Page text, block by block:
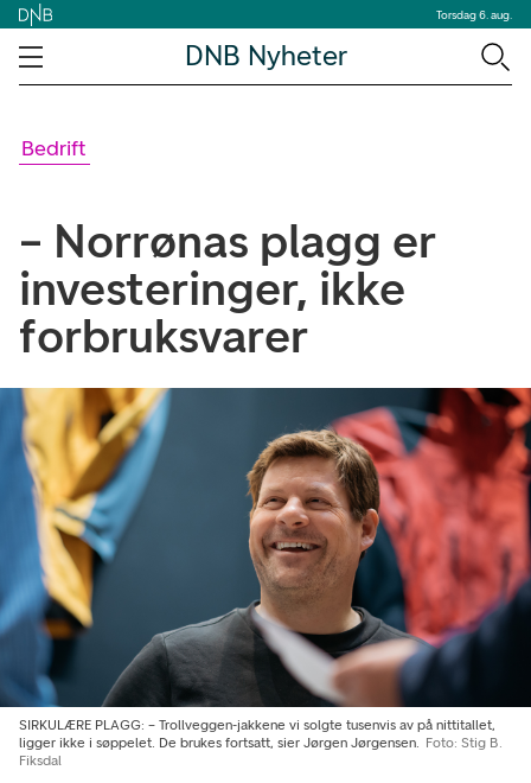
Torsdag 6. aug.
DNB Nyheter
Bedrift
– Norrønas plagg er
investeringer, ikke
forbruksvarer
SIRKULÆRE PLAGG: – Trollveggen-jakkene vi solgte tusenvis av på nittitallet,
ligger ikke i søppelet. De brukes fortsatt, sier Jørgen Jørgensen.
Foto: Stig B.
Fiksdal